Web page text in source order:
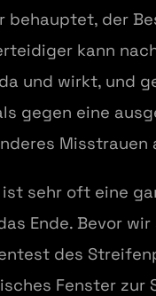
behauptet, der
kann
und wirkt, und
gegen eine
Misstrauen
sehr oft eine
Ende. Bevor wir
des
Fenster zur